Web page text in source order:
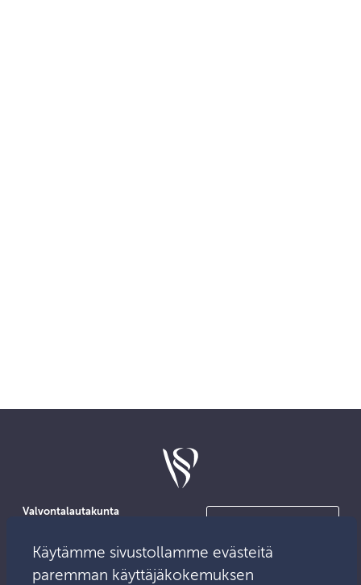
Valvontalautakunta
Käyntiosoite:
Medialle
Käytämme sivustollamme evästeitä
paremman käyttäjäkokemuksen